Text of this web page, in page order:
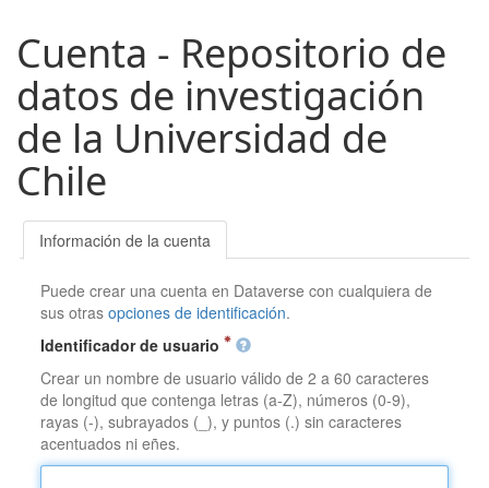
Cuenta - Repositorio de
datos de investigación
de la Universidad de
Chile
Información de la cuenta
Puede crear una cuenta en Dataverse con cualquiera de
sus otrasopciones de identificación.
Identificador de usuario
Crear un nombre de usuario válido de 2 a 60 caracteres
de longitud que contenga letras (a-Z), números (0-9),
rayas (-), subrayados (_), y puntos (.) sin caracteres
acentuados ni eñes.